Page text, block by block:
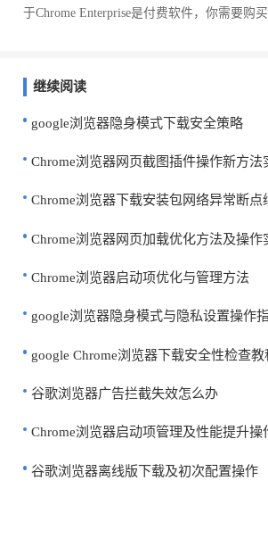
于Chrome Enterprise是付费软件，你需要购
继续阅读
google浏览器隐身模式下载安全策略
Chrome浏览器网页截图插件操作新方法
Chrome浏览器下载安装包网络异常断点
Chrome浏览器网页加载优化方法及操作
Chrome浏览器启动项优化与管理方法
google浏览器隐身模式与隐私设置操作
google Chrome浏览器下载安全性检查教
谷歌浏览器广告拦截失效怎么办
Chrome浏览器启动项管理及性能提升操
谷歌浏览器离线版下载及初次配置操作